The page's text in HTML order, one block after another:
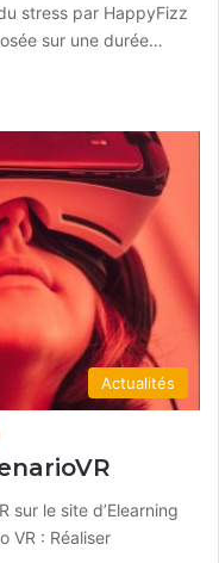
stress par HappyFizz
sur une durée…
Actualités
sur le site d’Elearning
VR : Réaliser